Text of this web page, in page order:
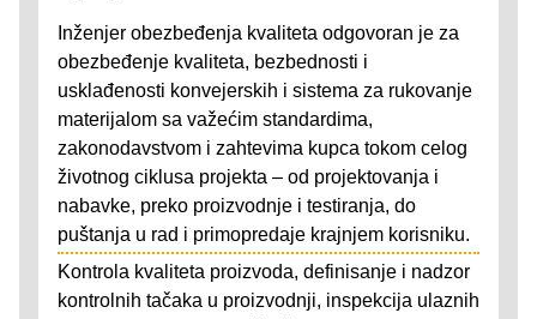
Inženjer obezbeđenja kvaliteta odgovoran je za
obezbeđenje kvaliteta, bezbednosti i
usklađenosti konvejerskih i sistema za rukovanje
materijalom sa važećim standardima,
zakonodavstvom i zahtevima kupca tokom celog
životnog ciklusa projekta – od projektovanja i
nabavke, preko proizvodnje i testiranja, do
puštanja u rad i primopredaje krajnjem korisniku.
Kontrola kvaliteta proizvoda, definisanje i nadzor
kontrolnih tačaka u proizvodnji, inspekcija ulaznih